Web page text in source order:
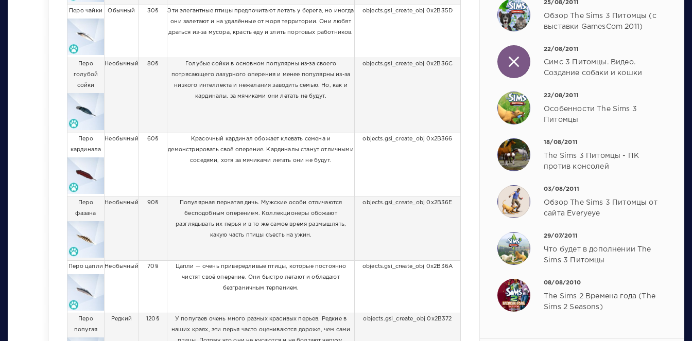
Перо чайки Обычный 30§ Эти элегантные птицы предпочитают летать у берега, но иногда
они залетают и на удалённые от моря территории. Они любят
драться из-за мусора, красть еду и злить портовых работников.
objects.gsi_create_obj 0x2B35D
Перо
голубой
сойки
Необычный 80§ Голубые сойки в основном популярны из-за своего
потрясающего лазурного оперения и менее популярны из-за
низкого интеллекта и нежелания заводить семью. Но, как и
кардиналы, за мячиками они летать не будут.
objects.gsi_create_obj 0x2B36C
Перо
кардинала
Необычный 60§ Красочный кардинал обожает клевать семена и
демонстрировать своё оперение. Кардиналы станут отличными
соседями, хотя за мячиками летать они не будут.
objects.gsi_create_obj 0x2B366
Перо
фазана
Необычный 90§ Популярная пернатая дичь. Мужские особи отличаются
бесподобным оперением. Коллекционеры обожают
разглядывать их перья и в то же самое время размышлять,
какую часть птицы съесть на ужин.
objects.gsi_create_obj 0x2B36E
Перо цапли Необычный 70§ Цапли — очень привередливые птицы, которые постоянно
чистят своё оперение. Они быстро летают и обладают
безграничным терпением.
objects.gsi_create_obj 0x2B36A
Перо
попугая
Редкий 120§ У попугаев очень много разных красивых перьев. Редкие в
наших краях, эти перья часто оцениваются дороже, чем сами
objects.gsi_create_obj 0x2B372
25/08/2011
Обзор The Sims 3 Питомцы (с
выставки GamesCom 2011)
22/08/2011
Симс 3 Питомцы. Видео.
Создание собаки и кошки
22/08/2011
Особенности The Sims 3
Питомцы
18/08/2011
The Sims 3 Питомцы - ПК
против консолей
03/08/2011
Обзор The Sims 3 Питомцы от
сайта Everyeye
29/07/2011
Что будет в дополнении The
Sims 3 Питомцы
08/08/2010
The Sims 2 Времена года (The
Sims 2 Seasons)